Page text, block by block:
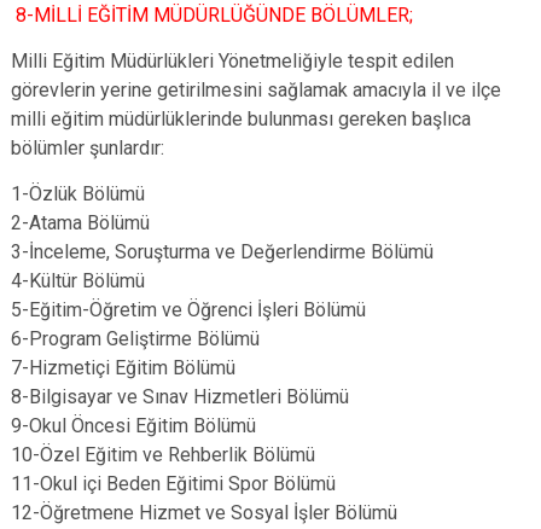
8-MİLLİ EĞİTİM MÜDÜRLÜĞÜNDE BÖLÜMLER;
Milli Eğitim Müdürlükleri Yönetmeliğiyle tespit edilen
görevlerin yerine getirilmesini sağlamak amacıyla il ve ilçe
milli eğitim müdürlüklerinde bulunması gereken başlıca
bölümler şunlardır:
1-Özlük Bölümü
2-Atama Bölümü
3-İnceleme, Soruşturma ve Değerlendirme Bölümü
4-Kültür Bölümü
5-Eğitim-Öğretim ve Öğrenci İşleri Bölümü
6-Program Geliştirme Bölümü
7-Hizmetiçi Eğitim Bölümü
8-Bilgisayar ve Sınav Hizmetleri Bölümü
9-Okul Öncesi Eğitim Bölümü
10-Özel Eğitim ve Rehberlik Bölümü
11-Okul içi Beden Eğitimi Spor Bölümü
12-Öğretmene Hizmet ve Sosyal İşler Bölümü